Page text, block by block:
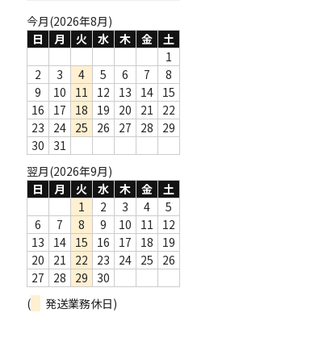
今月(2026年8月)
日
月 火 水 木 金
土
1
2
3 4 5 6 7
8
9
10 11 12 13 14 15
16
17 18 19 20 21
22
23
24 25 26 27 28
29
30
31
翌月(2026年9月)
日
月 火 水 木 金
土
1
2 3 4
5
6
7 8 9 10 11
12
13
14 15 16 17 18
19
20
21 22 23 24 25
26
27
28 29
30
(
発送業務休日)